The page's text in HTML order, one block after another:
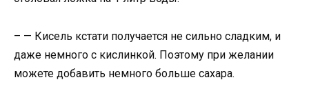
– — Кисель кстати получается не сильно сладким, и
даже немного с кислинкой. Поэтому при желании
можете добавить немного больше сахара.